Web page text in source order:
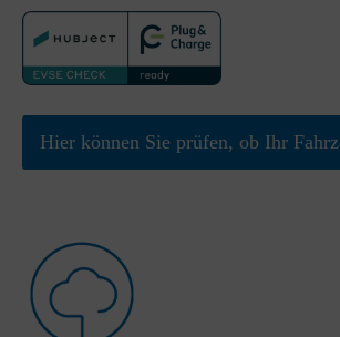
Hier können Sie prüfen, ob Ihr